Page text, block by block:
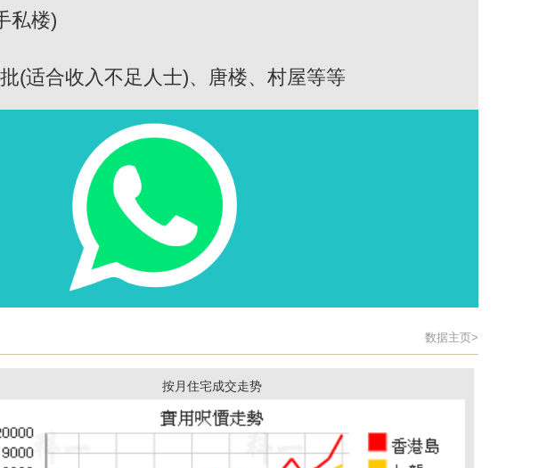
私楼)
(适合收入不足人士)、唐楼、村屋等等
数据主页>
按月住宅成交走势